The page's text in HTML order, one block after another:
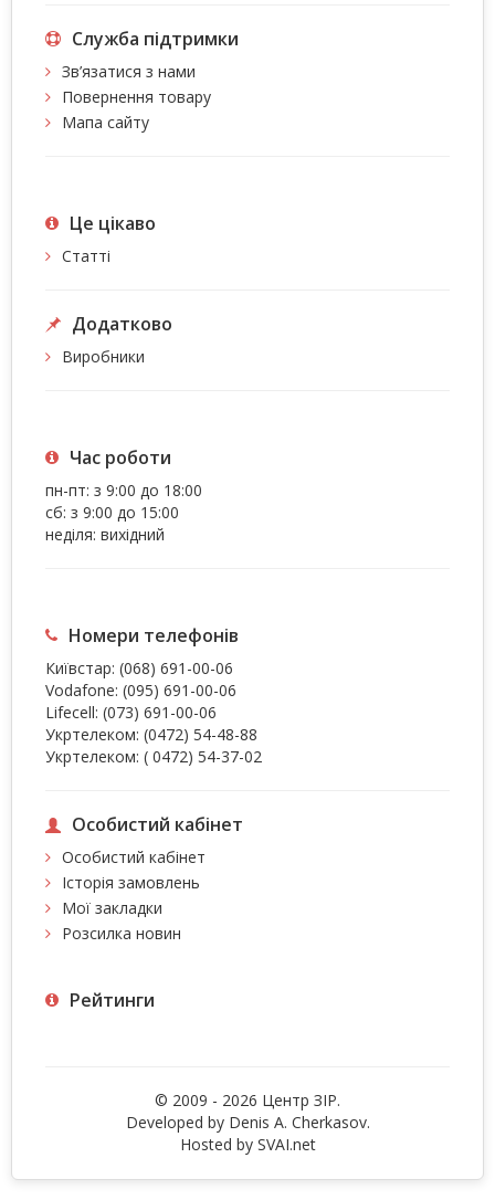
Служба підтримки
Зв’язатися з нами
Повернення товару
Мапа сайту
Це цiкаво
Статті
Додатково
Виробники
Час роботи
пн-пт: з 9:00 до 18:00
сб: з 9:00 до 15:00
неділя: вихідний
Номери телефонів
Київстар: (068) 691-00-06
Vodafone: (095) 691-00-06
Lifecell: (073) 691-00-06
Укртелеком: (0472) 54-48-88
Укртелеком: ( 0472) 54-37-02
Особистий кабінет
Особистий кабінет
Історія замовлень
Мої закладки
Розсилка новин
Рейтинги
© 2009 - 2026 Центр ЗIР.
Developed by Denis A. Cherkasov.
Hosted by SVAI.net